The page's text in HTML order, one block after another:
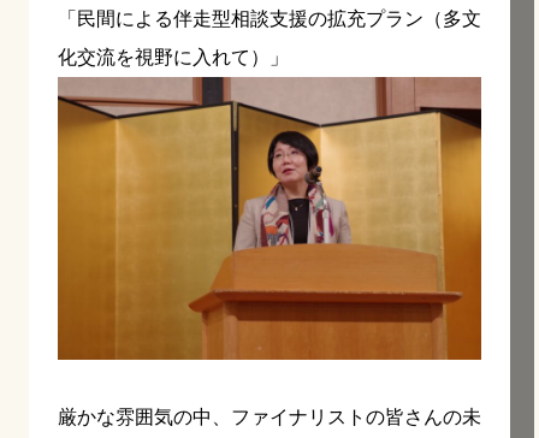
「民間による伴走型相談支援の拡充プラン（多文
化交流を視野に入れて）」
厳かな雰囲気の中、ファイナリストの皆さんの未